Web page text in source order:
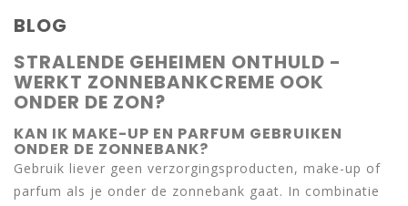
BLOG
STRALENDE GEHEIMEN ONTHULD -
WERKT ZONNEBANKCREME OOK
ONDER DE ZON?
KAN IK MAKE-UP EN PARFUM GEBRUIKEN
ONDER DE ZONNEBANK?
Gebruik liever geen verzorgingsproducten, make-up of
parfum als je onder de zonnebank gaat. In combinatie